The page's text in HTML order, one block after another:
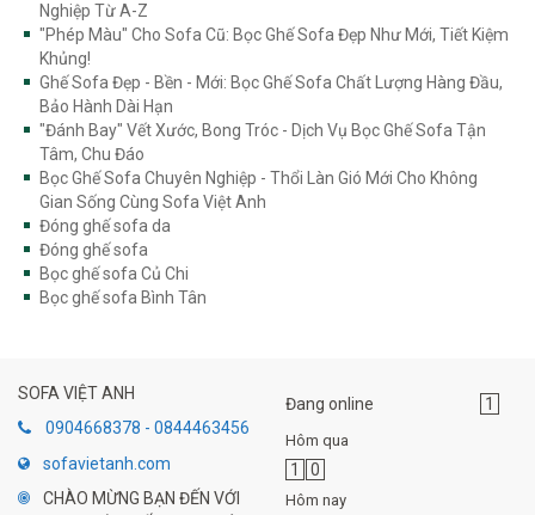
Nghiệp Từ A-Z
"Phép Màu" Cho Sofa Cũ: Bọc Ghế Sofa Đẹp Như Mới, Tiết Kiệm
Khủng!
Ghế Sofa Đẹp - Bền - Mới: Bọc Ghế Sofa Chất Lượng Hàng Đầu,
Bảo Hành Dài Hạn
"Đánh Bay" Vết Xước, Bong Tróc - Dịch Vụ Bọc Ghế Sofa Tận
Tâm, Chu Đáo
Bọc Ghế Sofa Chuyên Nghiệp - Thổi Làn Gió Mới Cho Không
Gian Sống Cùng Sofa Việt Anh
Đóng ghế sofa da
Đóng ghế sofa
Bọc ghế sofa Củ Chi
Bọc ghế sofa Bình Tân
SOFA VIỆT ANH
0904668378 - 0844463456
sofavietanh.com
CHÀO MỪNG BẠN ĐẾN VỚI
Đang online 1
Hôm qua
1 0
Hôm nay